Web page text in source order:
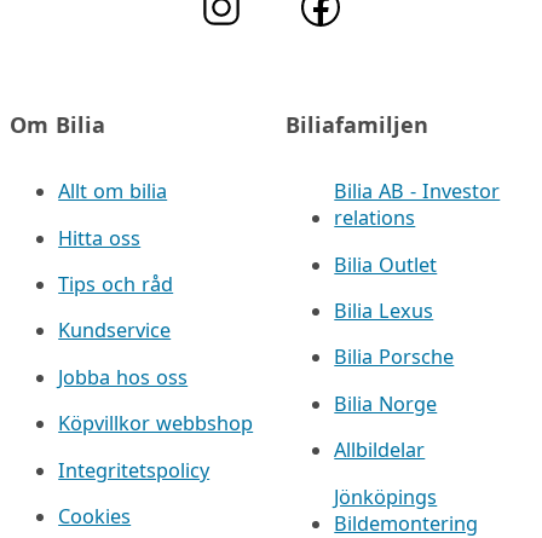
Om Bilia
Allt om bilia
Hitta oss
Tips och råd
Kundservice
Jobba hos oss
Köpvillkor webbshop
Integritetspolicy
Cookies
Biliafamiljen
Bilia AB - Investor
relations
Bilia Outlet
Bilia Lexus
Bilia Porsche
Bilia Norge
Allbildelar
Jönköpings
Bildemontering